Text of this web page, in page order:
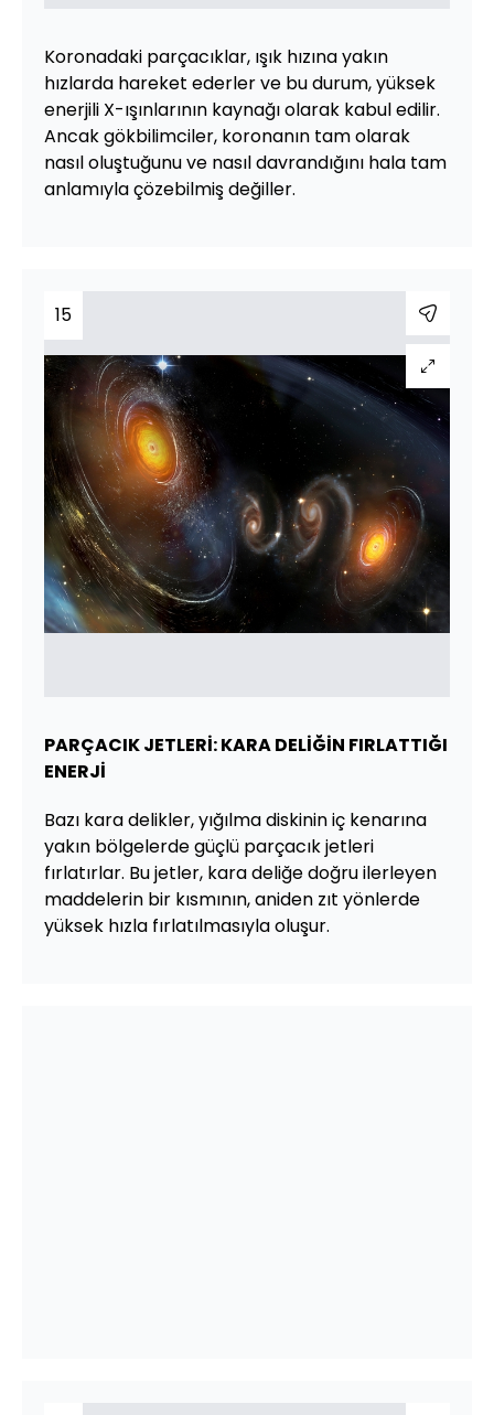
Koronadaki parçacıklar, ışık hızına yakın
hızlarda hareket ederler ve bu durum, yüksek
enerjili X-ışınlarının kaynağı olarak kabul edilir.
Ancak gökbilimciler, koronanın tam olarak
nasıl oluştuğunu ve nasıl davrandığını hala tam
anlamıyla çözebilmiş değiller.
15
PARÇACIK JETLERİ: KARA DELİĞİN FIRLATTIĞI
ENERJİ
Bazı kara delikler, yığılma diskinin iç kenarına
yakın bölgelerde güçlü parçacık jetleri
fırlatırlar. Bu jetler, kara deliğe doğru ilerleyen
maddelerin bir kısmının, aniden zıt yönlerde
yüksek hızla fırlatılmasıyla oluşur.